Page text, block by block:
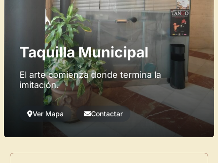
Taquilla Municipal
El arte comienza donde termina la
imitación.
Ver Mapa Contactar